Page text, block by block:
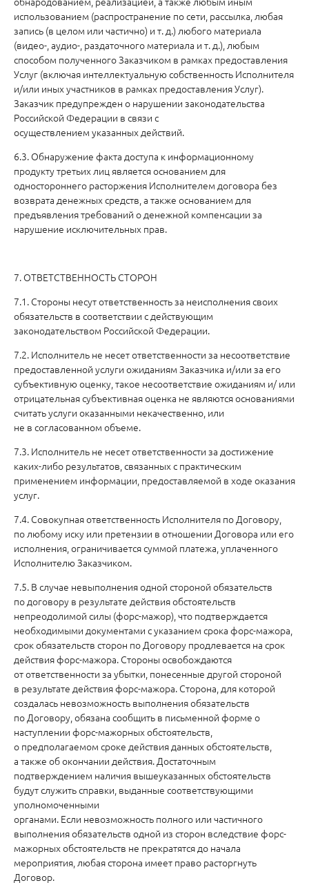
использованием (распространение по сети, рассылка, любая
запись (в целом или частично) и т. д.) любого материала
(видео-, аудио-, раздаточного материала и т. д.), любым
способом полученного Заказчиком в рамках предоставления
Услуг (включая интеллектуальную собственность Исполнителя
и/или иных участников в рамках предоставления Услуг).
Заказчик предупрежден о нарушении законодательства
Российской Федерации в связи с
осуществлением указанных действий.
6.3. Обнаружение факта доступа к информационному
продукту третьих лиц является основанием для
одностороннего расторжения Исполнителем договора без
возврата денежных средств, а также основанием для
предъявления требований о денежной компенсации за
нарушение исключительных прав.
7. ОТВЕТСТВЕННОСТЬ СТОРОН
7.1. Стороны несут ответственность за неисполнения своих
обязательств в соответствии с действующим
законодательством Российской Федерации.
7.2. Исполнитель не несет ответственности за несоответствие
предоставленной услуги ожиданиям Заказчика и/или за его
субъективную оценку, такое несоответствие ожиданиям и/ или
отрицательная субъективная оценка не являются основаниями
считать услуги оказанными некачественно, или
не в согласованном объеме.
7.3. Исполнитель не несет ответственности за достижение
каких-либо результатов, связанных с практическим
применением информации, предоставляемой в ходе оказания
услуг.
7.4. Совокупная ответственность Исполнителя по Договору,
по любому иску или претензии в отношении Договора или его
исполнения, ограничивается суммой платежа, уплаченного
Исполнителю Заказчиком.
7.5. В случае невыполнения одной стороной обязательств
по договору в результате действия обстоятельств
непреодолимой силы (форс-мажор), что подтверждается
необходимыми документами с указанием срока форс-мажора,
срок обязательств сторон по Договору продлевается на срок
действия форс-мажора. Стороны освобождаются
от ответственности за убытки, понесенные другой стороной
в результате действия форс-мажора. Сторона, для которой
создалась невозможность выполнения обязательств
по Договору, обязана сообщить в письменной форме о
наступлении форс-мажорных обстоятельств,
о предполагаемом сроке действия данных обстоятельств,
а также об окончании действия. Достаточным
подтверждением наличия вышеуказанных обстоятельств
будут служить справки, выданные соответствующими
уполномоченными
органами. Если невозможность полного или частичного
выполнения обязательств одной из сторон вследствие форс-
мажорных обстоятельств не прекратятся до начала
мероприятия, любая сторона имеет право расторгнуть
Договор.